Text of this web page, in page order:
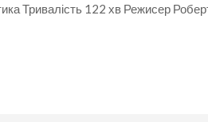
Тривалість 122 хв Режисер